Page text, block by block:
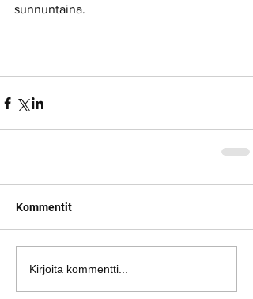
sunnuntaina.
Kommentit
Kirjoita kommentti...